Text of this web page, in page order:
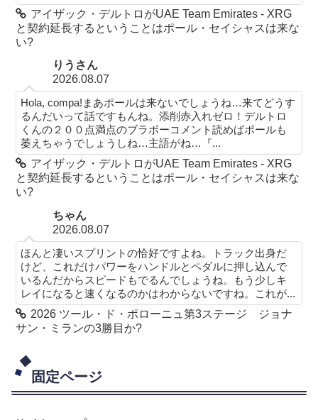
アイザック・デルトロがUAE Team Emirates - XRG
と契約延長するということはポール・セイシャスは来な
い?
りうさん
2026.08.07
Hola, compa!まあポールは来ないでしょうね…来てどうす
るんだいって話ですもんね。添削赤入れゼロ！デルトロ
くんの２００点満点のブラボーコメント読めばポールも
萎えちゃうでしょうしね…主語がね…『...
アイザック・デルトロがUAE Team Emirates - XRG
と契約延長するということはポール・セイシャスは来な
い?
ちゃん
2026.08.07
ほんと凄いスプリントの恰好ですよね。トラック出身だ
けど、これだけパワーをハンドルとペダルに押し込んで
いるんだからスピードもでるんでしょうね。もう少しキ
レイになると速くなるのかはわからないですね。これが...
2026 ツール・ド・ポローニュ第3ステージ ジョナ
サン・ミランの3勝目か?
固定ページ